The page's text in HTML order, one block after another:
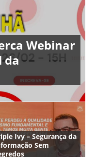
Webinar
da
Ivy – Segurança da
Sem